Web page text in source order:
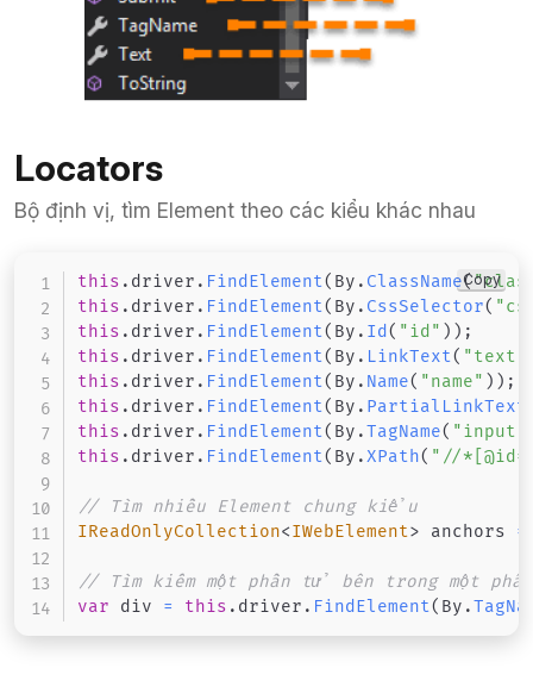
Locators
Bộ định vị, tìm Element theo các kiểu khác nhau
this . driver . FindElement( By . ClassName(
this . driver . FindElement( By . CssSelector(
this . driver . FindElement( By . Id ( "id" ) ) ;
this . driver . FindElement( By . LinkText( "text"
this . driver . FindElement( By . Name( "name" ) ) ;
this . driver . FindElement( By . PartialLinkText
this . driver . FindElement( By .TagName( "input"
this . driver . FindElement( By .XPath( "//
// Tìm nhiều Element chung kiểu
IReadOnlyCollection<IWebElement> anchors =
// Tìm kiếm một phần tử bên trong một
var div = this . driver . FindElement( By .
Copy